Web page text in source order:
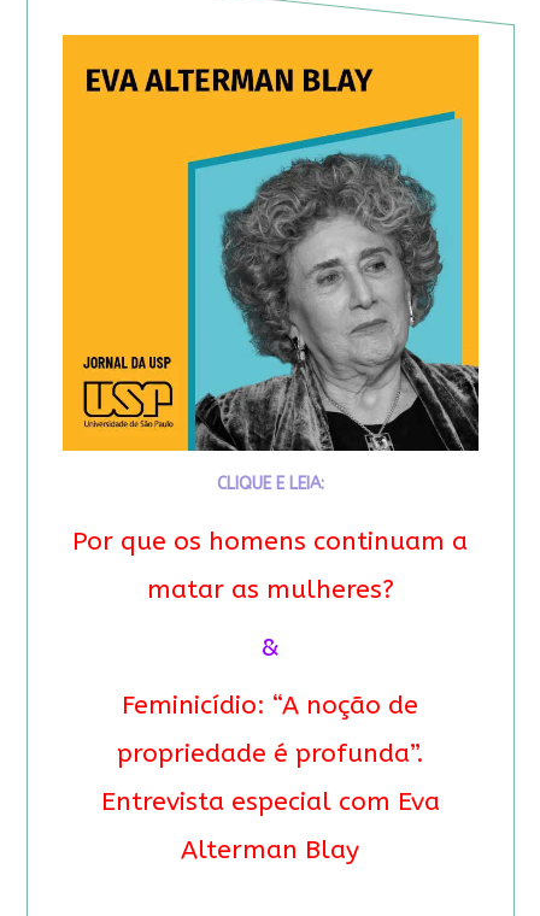
CLIQUE E LEIA:
Por que os homens continuam a
matar as mulheres?
&
Feminicídio: “A noção de
propriedade é profunda”.
Entrevista especial com Eva
Alterman Blay